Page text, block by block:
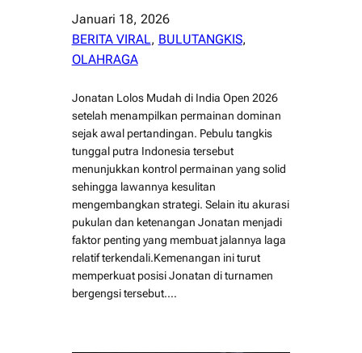
Januari 18, 2026
BERITA VIRAL, BULUTANGKIS
OLAHRAGA
Jonatan Lolos Mudah di India Open 2026
setelah menampilkan permainan dominan
sejak awal pertandingan. Pebulu tangkis
tunggal putra Indonesia tersebut
menunjukkan kontrol permainan yang solid
sehingga lawannya kesulitan
mengembangkan strategi. Selain itu akurasi
pukulan dan ketenangan Jonatan menjadi
faktor penting yang membuat jalannya laga
relatif terkendali.Kemenangan ini turut
memperkuat posisi Jonatan di turnamen
bergengsi tersebut.…